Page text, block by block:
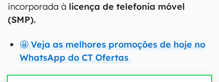
incorporada à licença de telefonia móvel
(SMP).
🤩 Veja as melhores promoções de hoje no
WhatsApp do CT Ofertas